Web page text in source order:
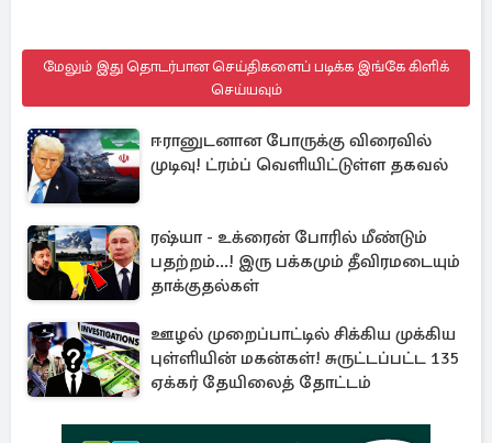
மேலும் இது தொடர்பான செய்திகளைப் படிக்க இங்கே கிளிக்
செய்யவும்
ஈரானுடனான போருக்கு விரைவில்
முடிவு! ட்ரம்ப் வெளியிட்டுள்ள தகவல்
ரஷ்யா - உக்ரைன் போரில் மீண்டும்
பதற்றம்...! இரு பக்கமும் தீவிரமடையும்
தாக்குதல்கள்
ஊழல் முறைப்பாட்டில் சிக்கிய முக்கிய
புள்ளியின் மகன்கள்! சுருட்டப்பட்ட 135
ஏக்கர் தேயிலைத் தோட்டம்